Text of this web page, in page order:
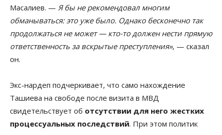
Масалиев. — Я бы не рекомендовал многим
обманываться: это уже было. Однако бесконечно так
продолжаться не может — кто-то должен нести прямую
ответственность за вскрытые преступления», — сказал
он.
Экс-нардеп подчеркивает, что само нахождение
Ташиева на свободе после визита в МВД
свидетельствует об отсутствии для него жестких
процессуальных последствий. При этом политик